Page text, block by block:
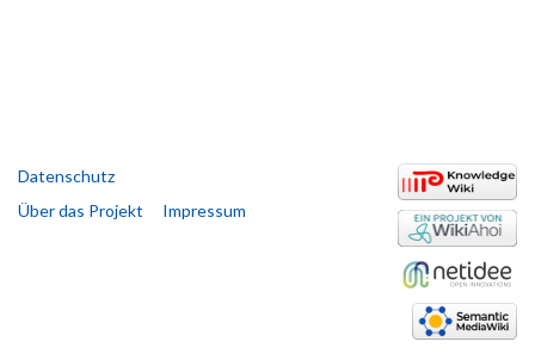
Datenschutz
Über das Projekt
Impressum